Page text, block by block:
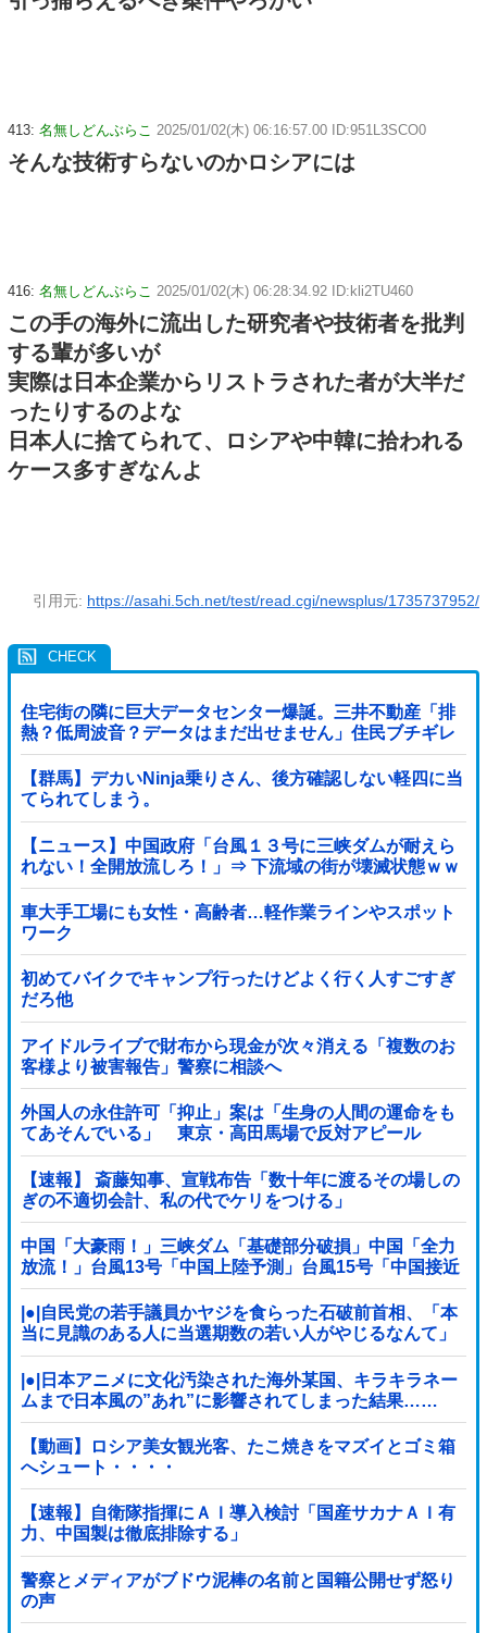
413: 名無しどんぶらこ 2025/01/02(木) 06:16:57.00 ID:951L3SCO0
そんな技術すらないのかロシアには
416: 名無しどんぶらこ 2025/01/02(木) 06:28:34.92 ID:kli2TU460
この手の海外に流出した研究者や技術者を批判
する輩が多いが
実際は日本企業からリストラされた者が大半だ
ったりするのよな
日本人に捨てられて、ロシアや中韓に拾われる
ケース多すぎなんよ
引用元: https://asahi.5ch.net/test/read.cgi/newsplus/1735737952/
住宅街の隣に巨大データセンター爆誕。三井不動産「排
熱？低周波音？データはまだ出せません」住民ブチギレ
【群馬】デカいNinja乗りさん、後方確認しない軽四に当
てられてしまう。
【ニュース】中国政府「台風１３号に三峡ダムが耐えら
れない！全開放流しろ！」⇒ 下流域の街が壊滅状態ｗｗ
ｗｗｗ
車大手工場にも女性・高齢者…軽作業ラインやスポット
ワーク
初めてバイクでキャンプ行ったけどよく行く人すごすぎ
だろ他
アイドルライブで財布から現金が次々消える「複数のお
客様より被害報告」警察に相談へ
外国人の永住許可「抑止」案は「生身の人間の運命をも
てあそんでいる」 東京・高田馬場で反対アピール
【速報】 斎藤知事、宣戦布告「数十年に渡るその場しの
ぎの不適切会計、私の代でケリをつける」
中国「大豪雨！」三峡ダム「基礎部分破損」中国「全力
放流！」台風13号「中国上陸予測」台風15号「中国接近
（画像」中国「台風同時上陸！（穀物生産が壊滅危機」
→
|●|自民党の若手議員かヤジを食らった石破前首相、「本
当に見識のある人に当選期数の若い人がやじるなんて」
と不満たらたらな様子を見せて……
|●|日本アニメに文化汚染された海外某国、キラキラネー
ムまで日本風の”あれ”に影響されてしまった結果……
【動画】ロシア美女観光客、たこ焼きをマズイとゴミ箱
へシュート・・・・
【速報】自衛隊指揮にＡＩ導入検討「国産サカナＡＩ有
力、中国製は徹底排除する」
警察とメディアがブドウ泥棒の名前と国籍公開せず怒り
の声